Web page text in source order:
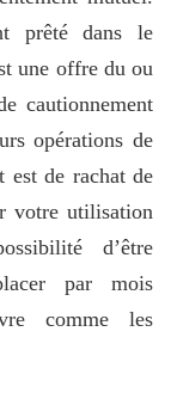
prêté dans le
une offre du ou
cautionnement
opérations de
est de rachat de
votre utilisation
d’être
par mois
comme les